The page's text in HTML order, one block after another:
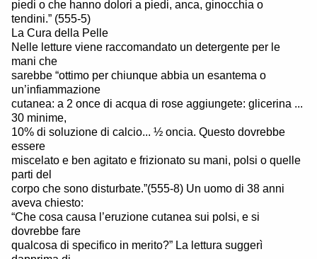
piedi o che hanno dolori a piedi, anca, ginocchia o
tendini.” (555-5)
La Cura della Pelle
Nelle letture viene raccomandato un detergente per le
mani che
sarebbe “ottimo per chiunque abbia un esantema o
un’infiammazione
cutanea: a 2 once di acqua di rose aggiungete: glicerina ...
30 minime,
10% di soluzione di calcio... ½ oncia. Questo dovrebbe
essere
miscelato e ben agitato e frizionato su mani, polsi o quelle
parti del
corpo che sono disturbate.”(555-8) Un uomo di 38 anni
aveva chiesto:
“Che cosa causa l’eruzione cutanea sui polsi, e si
dovrebbe fare
qualcosa di specifico in merito?” La lettura suggerì